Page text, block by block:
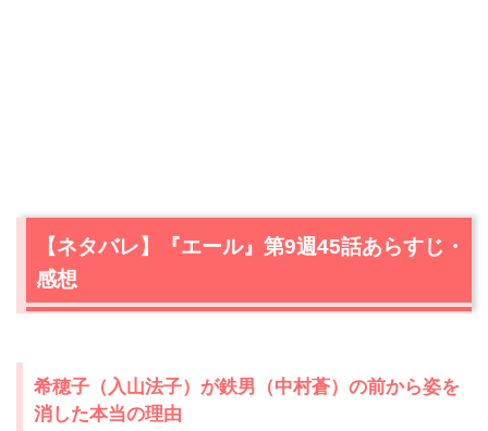
【ネタバレ】『エール』第9週45話あらすじ・
感想
希穂子（入山法子）が鉄男（中村蒼）の前から姿を
消した本当の理由